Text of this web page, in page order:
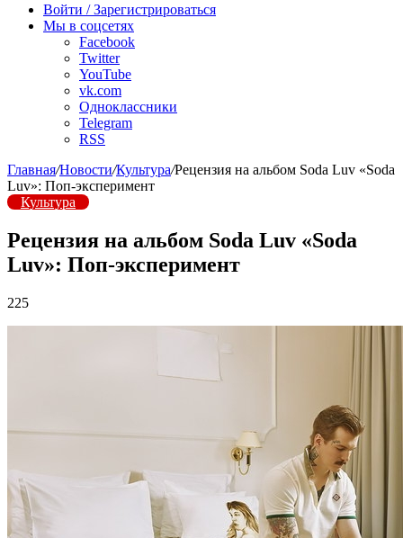
радио
Войти / Зарегистрироваться
Мы в соцсетях
Facebook
Twitter
YouTube
vk.com
Одноклассники
Telegram
RSS
Главная/Новости/Культура/Рецензия на альбом Soda Luv «Soda
Luv»: Поп-эксперимент
Культура
Рецензия на альбом Soda Luv «Soda
Luv»: Поп-эксперимент
225